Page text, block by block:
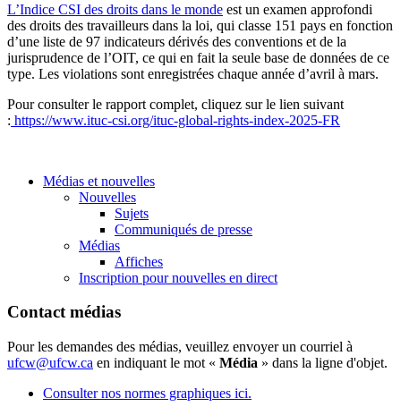
L’Indice CSI des droits dans le monde est un examen approfondi
des droits des travailleurs dans la loi, qui classe 151 pays en fonction
d’une liste de 97 indicateurs dérivés des conventions et de la
jurisprudence de l’OIT, ce qui en fait la seule base de données de ce
type. Les violations sont enregistrées chaque année d’avril à mars.
Pour consulter le rapport complet, cliquez sur le lien suivant
: https://www.ituc-csi.org/ituc-global-rights-index-2025-FR
Médias et nouvelles
Nouvelles
Sujets
Communiqués de presse
Médias
Affiches
Inscription pour nouvelles en direct
Contact médias
Pour les demandes des médias, veuillez envoyer un courriel à
ufcw@ufcw.ca en indiquant le mot « Média » dans la ligne d'objet.
Consulter nos normes graphiques ici.